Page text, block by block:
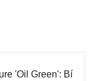
'Oil Green': Bí